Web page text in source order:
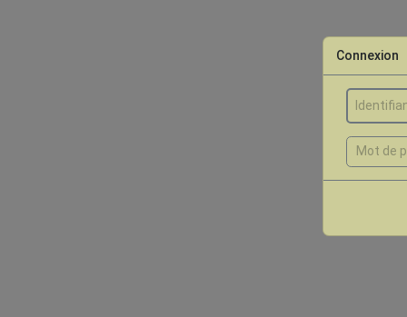
Connexion